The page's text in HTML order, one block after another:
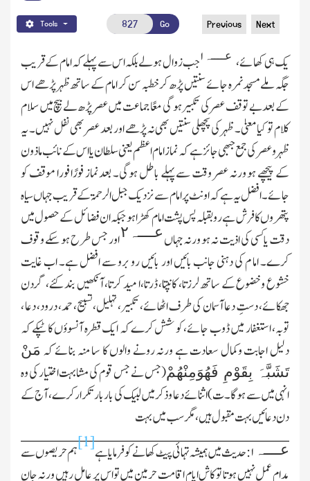
Tools Go Previous Next
یك ہی کھائے، عــــہ ۱جب زوال ہولے بلکہ اس سے پہلے کہ امام کے قریب
جگہ ملے مسجد نمرہ جائے سنتیں پڑھ کر خطبہ سن کر امام کے ساتھ ظہر پڑھے اس
کے بعد بے توقف عصر کی تکبیر ہو گی معًا جماعت میں عصر پڑھ لے بیچ میں سلام
کلام تو کیا معنیٰ۔ ظہر کی پچھلی سنتیں بھی نہ پڑھے اور بعد عصر بھی نفل نہیں۔ یہ
ظہر وعصر کی جمع جبھی جائزہے کہ نماز امام اعظم یعنی سلطان یااس کے نائب ماذون
کے پیچھے ہو ورنہ عصر وقت سے پہلے باطل ہوگی۔ بعدنماز فورًا فورا موقف کو
جائے۔ افضل یہ ہے کہ اونٹ پر امام سے نزدیك جبل الرحمۃ کے قریب جہاں سیاہ
پتھروں کا فرش ہے روبقبلہ پس پشت امام کھڑا ہو جبکہ ان فضائل کے حصول میں
دقت یاکسی کی اذیت نہ ہو ورنہ جہاںعــــہ۲
اور جس طرح ہو سکے وقوف
کرے۔ اما م کی دہنی جانب بائیں اور بائیں رو برو سے افضل ہے۔ اب غایت
خشوع وخضوع کے ساتھ لرزتا، کانپتا، ڈرتا،ا مید کرتا، آنکھیں بند کئے، گردن
جھکائے، دستِ دعا آسمان کی طرف اٹھائے، تکبیر، تہلیل، تسبیح، حمد، درود، دعا ،
توبہ، استغفار میں ڈوب جائے، کو شش کرے کہ ایك قطرہ آنسوؤں کا ٹپکے کہ
دلیل اجابت وکمال سعادت ہے ورنہ رونے والوں کا سا منہ بنائے کہ مَنْ
تَشَبَّہَ بِقَوْمِ فَھُوَمِنْھُمْ(جس نے جس قوم کی مشابہت اختیار کی وہ
انہی میں سے ہوگا۔ ت) اثنائے دعا وذکر میں لبیك کی بار بار تکرار کرے، آج کے
دن دعائیں بہت مقبول ہیں، مگر سب میں بہت
عــــہ ۱:حدیث میں ہمیشہ تہائی پیٹ کھانے کو فرمایا ہے[1]ہم حریصوں سے
مدام عمل نہیں ہوتا تو کاش ایام اقامت حرمین میں تواس پر عامل رہیں ورنہ جان